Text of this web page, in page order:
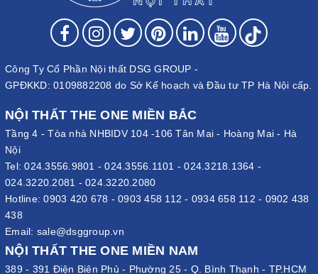
Công Ty Cổ Phần Nội thất DSG GROUP -
GPĐKKD: 0109882208 do Sở Kế hoạch và Đầu tư TP Hà Nội cấp.
NỘI THẤT THE ONE MIỀN BẮC
Tầng 4 - Tòa nhà NHBIDV 104 -106 Tân Mai - Hoàng Mai - Hà
Nội
Tel:024.3556.9801 -024.3556.1101 -024.3218.1364 -
024.3220.2081 - 024.3220.2080
Hotline:0903 420 678 - 0903 458 112 - 0934 658 112 - 0902 438
438
Email: sale@dsggroup.vn
NỘI THẤT THE ONE MIỀN NAM
389 - 391 Điện Biên Phủ - Phường 25 - Q. Bình Thạnh - TP.HCM